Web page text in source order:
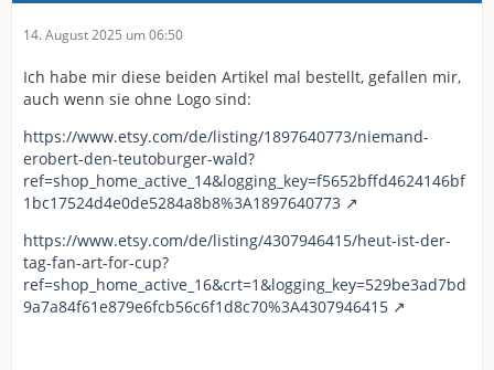
14. August 2025 um 06:50
Ich habe mir diese beiden Artikel mal bestellt, gefallen mir,
auch wenn sie ohne Logo sind:
https://www.etsy.com/de/listing/1897640773/niemand-
erobert-den-teutoburger-wald?
ref=shop_home_active_14&logging_key=f5652bffd4624146bf
1bc17524d4e0de5284a8b8%3A1897640773
https://www.etsy.com/de/listing/4307946415/heut-ist-der-
tag-fan-art-for-cup?
ref=shop_home_active_16&crt=1&logging_key=529be3ad7bd
9a7a84f61e879e6fcb56c6f1d8c70%3A4307946415